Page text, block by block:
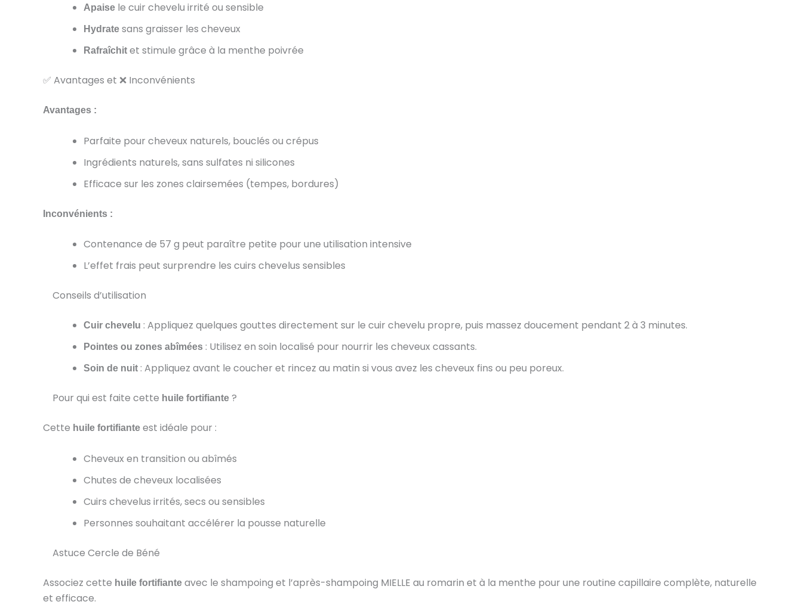
Apaise le cuir chevelu irrité ou sensible
Hydrate sans graisser les cheveux
Rafraîchit et stimule grâce à la menthe poivrée
✅ Avantages et ❌ Inconvénients
Avantages :
Parfaite pour cheveux naturels, bouclés ou crépus
Ingrédients naturels, sans sulfates ni silicones
Efficace sur les zones clairsemées (tempes, bordures)
Inconvénients :
Contenance de 57 g peut paraître petite pour une utilisation intensive
L’effet frais peut surprendre les cuirs chevelus sensibles
Conseils d’utilisation
Cuir chevelu : Appliquez quelques gouttes directement sur le cuir chevelu propre, puis massez doucement pendant 2 à 3 minutes.
Pointes ou zones abîmées : Utilisez en soin localisé pour nourrir les cheveux cassants.
Soin de nuit : Appliquez avant le coucher et rincez au matin si vous avez les cheveux fins ou peu poreux.
Pour qui est faite cette huile fortifiante ?
Cette huile fortifiante est idéale pour :
Cheveux en transition ou abîmés
Chutes de cheveux localisées
Cuirs chevelus irrités, secs ou sensibles
Personnes souhaitant accélérer la pousse naturelle
Astuce Cercle de Béné
Associez cette huile fortifiante avec le shampoing et l’après-shampoing MIELLE au romarin et à la menthe pour une routine capillaire complète, naturelle
et efficace.